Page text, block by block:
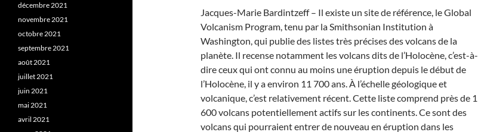
Jacques-Marie Bardintzeff – Il existe un site de référence, le Global
Volcanism Program, tenu par la Smithsonian Institution à
Washington, qui publie des listes très précises des volcans de la
planète. Il recense notamment les volcans dits de l’Holocène, c’est-à-
dire ceux qui ont connu au moins une éruption depuis le début de
l’Holocène, il y a environ 11 700 ans. À l’échelle géologique et
volcanique, c’est relativement récent. Cette liste comprend près de 1
600 volcans potentiellement actifs sur les continents. Ce sont des
volcans qui pourraient entrer de nouveau en éruption dans les
décembre 2021
novembre 2021
octobre 2021
septembre 2021
août 2021
juillet 2021
juin 2021
mai 2021
avril 2021